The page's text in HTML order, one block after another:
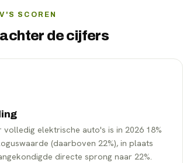
SCOREN
achter de cijfers
elektrische auto's is in 2026 18%
(daarboven 22%), in plaats
directe sprong naar 22%.